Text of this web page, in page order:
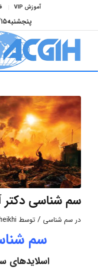
آموزش VIP
پنجشنبه
سم شناسی دکتر
در سم شناسی / توسط
سم
اسلایدهای